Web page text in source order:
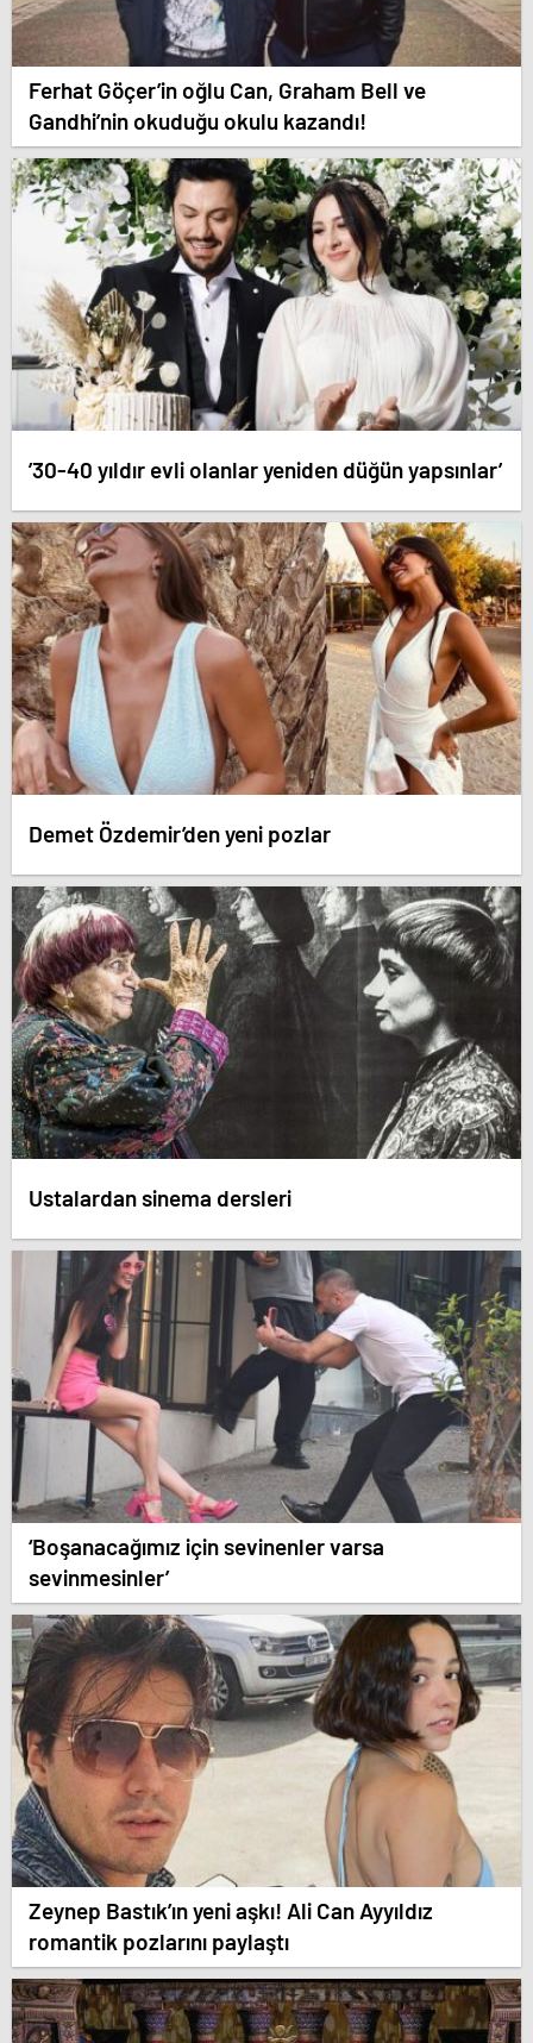
Ferhat Göçer’in oğlu Can, Graham Bell ve
Gandhi’nin okuduğu okulu kazandı!
’30-40 yıldır evli olanlar yeniden düğün yapsınlar’
Demet Özdemir’den yeni pozlar
Ustalardan sinema dersleri
‘Boşanacağımız için sevinenler varsa
sevinmesinler’
Zeynep Bastık’ın yeni aşkı! Ali Can Ayyıldız
romantik pozlarını paylaştı